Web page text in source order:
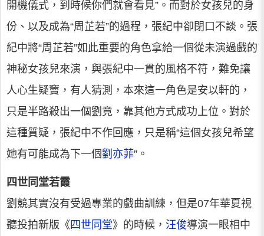
開機儀式，到時候你們就會看見”。而對於女孩兒的身
份、以及成為“周芷若”的過程，張紀中卻閉口不談。張
紀中將“周芷若”如此重要的角色拿給一個從未演過戲的
神秘女孩兒來演，與張紀中一貫的風格不符，難免讓
人心生疑竇，有人猜測，本來這一角色是安以軒的，
只是半路殺出一個劉竟，靠其他方式成功上位。對於
這種質疑，張紀中不作回應，只是稱“這個女孩兒希望
她有可能成為下一個劉亦菲”。
四世同堂若霞
劉競其實沒有受過專業的戲曲訓練，但是07年華夏視
聽投拍新版《 四世同堂》的時候， 汪俊導演一眼相中